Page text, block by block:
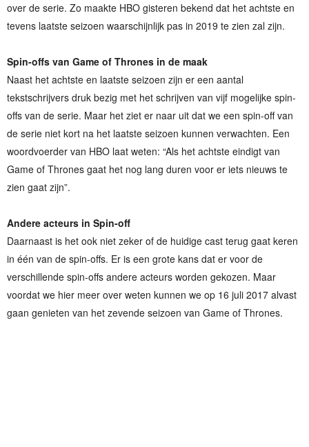
over de serie. Zo maakte HBO gisteren bekend dat het achtste en
tevens laatste seizoen waarschijnlijk pas in 2019 te zien zal zijn.
Spin-offs van Game of Thrones in de maak
Naast het achtste en laatste seizoen zijn er een aantal
tekstschrijvers druk bezig met het schrijven van vijf mogelijke spin-
offs van de serie. Maar het ziet er naar uit dat we een spin-off van
de serie niet kort na het laatste seizoen kunnen verwachten. Een
woordvoerder van HBO laat weten: “Als het achtste eindigt van
Game of Thrones gaat het nog lang duren voor er iets nieuws te
zien gaat zijn”.
Andere acteurs in Spin-off
Daarnaast is het ook niet zeker of de huidige cast terug gaat keren
in één van de spin-offs. Er is een grote kans dat er voor de
verschillende spin-offs andere acteurs worden gekozen. Maar
voordat we hier meer over weten kunnen we op 16 juli 2017 alvast
gaan genieten van het zevende seizoen van Game of Thrones.